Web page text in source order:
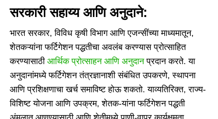
सरकारी सहाय्य आणि अनुदाने:
भारत सरकार, विविध कृषी विभाग आणि एजन्सींच्या माध्यमातून,
शेतकऱ्यांना फर्टिगेशन पद्धतीचा अवलंब करण्यास प्रोत्साहित
करण्यासाठी आर्थिक प्रोत्साहन आणि अनुदानप्रदान करते. या
अनुदानांमध्ये फर्टिगेशन तंत्रज्ञानाशी संबंधित उपकरणे, स्थापना
आणि प्रशिक्षणाचा खर्च समाविष्ट होऊ शकतो. याव्यतिरिक्त, राज्य-
विशिष्ट योजना आणि उपक्रम, शेतक-यांना फर्टिगेशन पद्धती